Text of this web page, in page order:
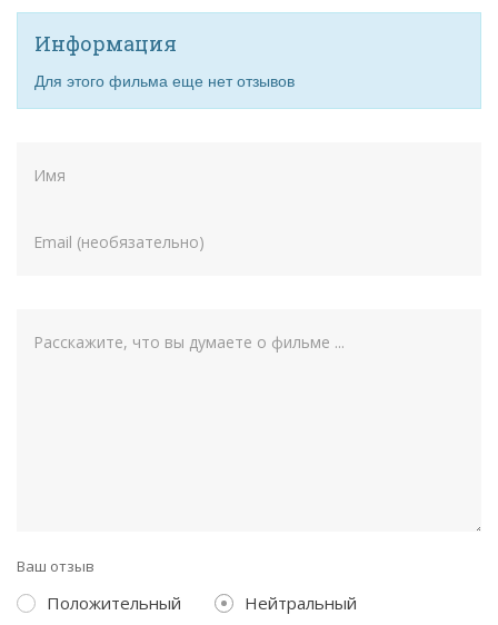
Информация
Для этого фильма еще нет отзывов
Ваш отзыв
Положительный
Нейтральный